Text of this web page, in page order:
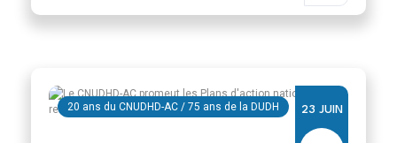
23 JUIN
20 ans du CNUDHD-AC / 75 ans de la DUDH